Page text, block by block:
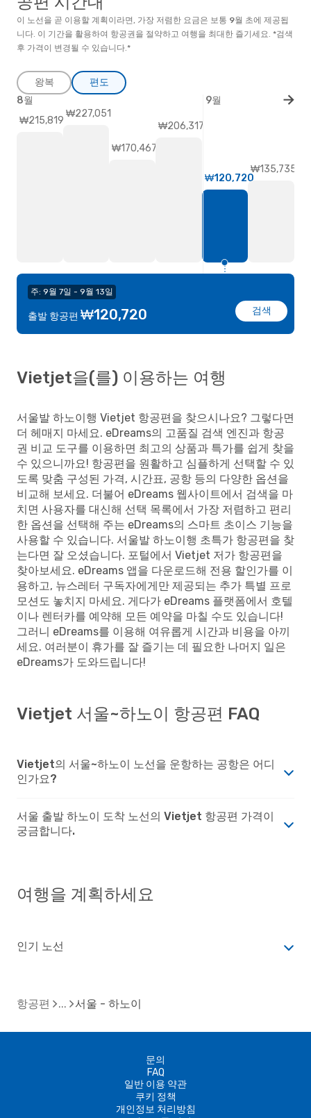
이 노선을 곧 이용할 계획이라면, 가장 저렴한 요금은 보통 9월 초에 제공됩
니다. 이 기간을 활용하여 항공권을 절약하고 여행을 최대한 즐기세요. *검색
후 가격이 변경될 수 있습니다.*
왕복 편도
주: 9월 7일 - 9월 13일
출발 항공편 ₩120,720 검색
₩215,819
₩227,051
₩170,467
₩206,317
₩120,720
₩135,735
8월 9월
Vietjet을(를) 이용하는 여행
서울발 하노이행 Vietjet 항공편을 찾으시나요? 그렇다면
더 헤매지 마세요. eDreams의 고품질 검색 엔진과 항공
권 비교 도구를 이용하면 최고의 상품과 특가를 쉽게 찾을
수 있으니까요! 항공편을 원활하고 심플하게 선택할 수 있
도록 맞춤 구성된 가격, 시간표, 공항 등의 다양한 옵션을
비교해 보세요. 더불어 eDreams 웹사이트에서 검색을 마
치면 사용자를 대신해 선택 목록에서 가장 저렴하고 편리
한 옵션을 선택해 주는 eDreams의 스마트 초이스 기능을
사용할 수 있습니다. 서울발 하노이행 초특가 항공편을 찾
는다면 잘 오셨습니다. 포털에서 Vietjet 저가 항공편을
찾아보세요. eDreams 앱을 다운로드해 전용 할인가를 이
용하고, 뉴스레터 구독자에게만 제공되는 추가 특별 프로
모션도 놓치지 마세요. 게다가 eDreams 플랫폼에서 호텔
이나 렌터카를 예약해 모든 예약을 마칠 수도 있습니다!
그러니 eDreams를 이용해 여유롭게 시간과 비용을 아끼
세요. 여러분이 휴가를 잘 즐기는 데 필요한 나머지 일은
eDreams가 도와드립니다!
Vietjet 서울~하노이 항공편 FAQ
Vietjet의 서울~하노이 노선을 운항하는 공항은 어디
인가요?
서울 출발 하노이 도착 노선의 Vietjet 항공편 가격이
궁금합니다.
여행을 계획하세요
인기 노선
항공편 서울 - 하노이
문의
FAQ
일반 이용 약관
쿠키 정책
개인정보 처리방침